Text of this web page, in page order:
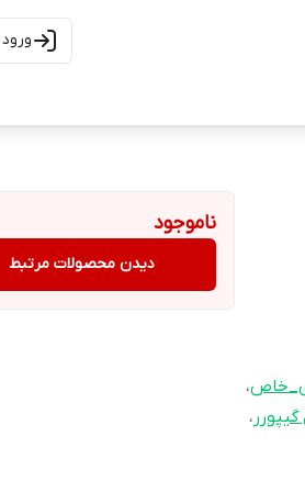
،
،
ناموجود
دیدن محصولات مرتبط